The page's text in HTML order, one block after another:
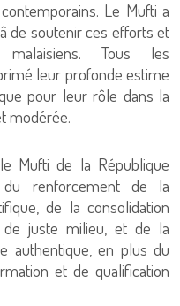
Le Mufti a
de soutenir ces efforts et
malaisiens. Tous les
leur profonde estime
pour leur rôle dans la
modérée.
Mufti de la République
renforcement de la
de la consolidation
juste milieu, et de la
authentique, en plus du
et de qualification